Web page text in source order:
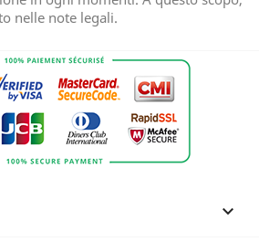
nelle note legali.
